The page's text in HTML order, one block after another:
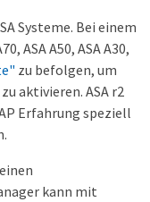
Systeme. Bei einem
ASA A50, ASA A30,
zu befolgen, um
aktivieren. ASA r2
Erfahrung speziell
kann mit